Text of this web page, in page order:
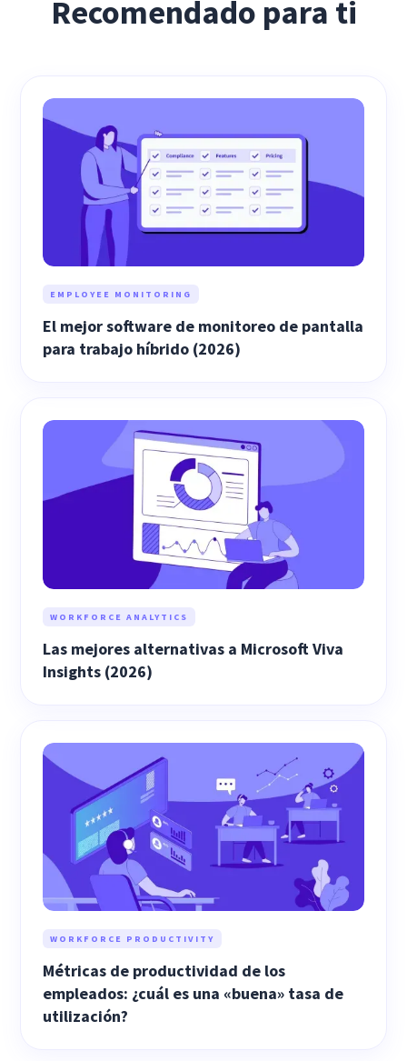
Recomendado para ti
EMPLOYEE MONITORING
El mejor software de monitoreo de pantalla
para trabajo híbrido (2026)
WORKFORCE ANALYTICS
Las mejores alternativas a Microsoft Viva
Insights (2026)
WORKFORCE PRODUCTIVITY
Métricas de productividad de los
empleados: ¿cuál es una «buena» tasa de
utilización?